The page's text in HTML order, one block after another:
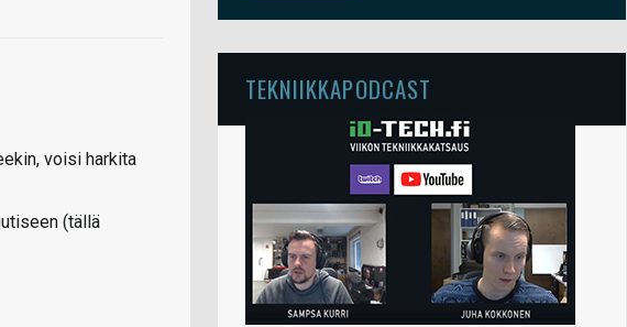
voisi harkita
(tällä
TEKNIIKKAPODCAST